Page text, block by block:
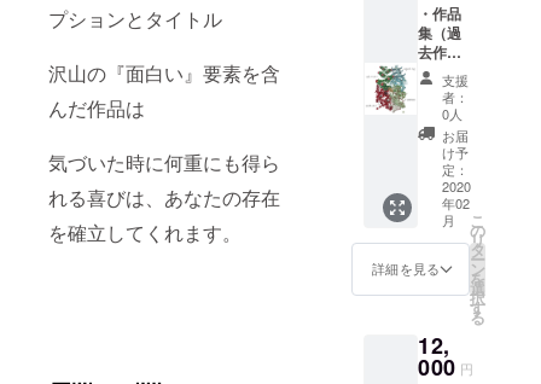
プションとタイトル
沢山の『面白い』要素を含
んだ作品は
気づいた時に何重にも得ら
れる喜びは、あなたの存在
を確立してくれます。
・作品
集（過
去作品
約４０
点掲
載 翻
訳語付
き（サ
イン付
き））
支援
者：
0人
お届
け予
定：
2020
年02
月
詳細を見る
こ
の
リ
タ
ー
ン
を
選
択
す
る
12,
000 円